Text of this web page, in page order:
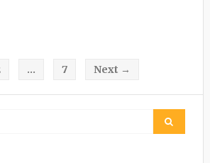
… 7 Next →